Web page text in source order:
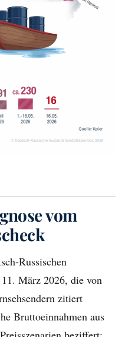
vom
Russischen
März 2026, die von
zitiert
Bruttoeinnahmen aus